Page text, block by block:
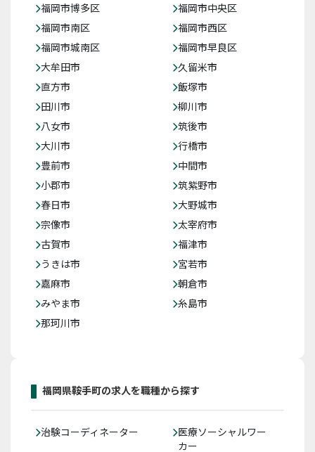
福岡市博多区
福岡市中央区
福岡市南区
福岡市西区
福岡市城南区
福岡市早良区
大牟田市
久留米市
直方市
飯塚市
田川市
柳川市
八女市
筑後市
大川市
行橋市
豊前市
中間市
小郡市
筑紫野市
春日市
大野城市
宗像市
太宰府市
古賀市
福津市
うきは市
宮若市
嘉麻市
朝倉市
みやま市
糸島市
那珂川市
福岡県鞍手町の求人を職種から探す
治験コーディネーター
医療ソーシャルワー
カー